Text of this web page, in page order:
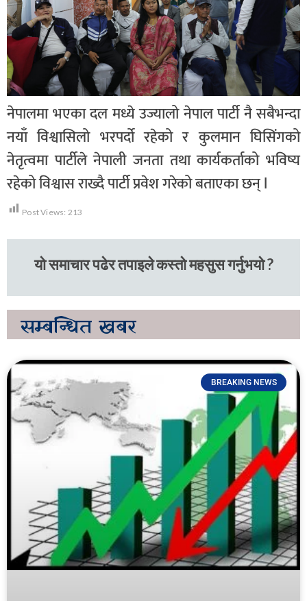
नेपालमा भएका दल मध्ये उज्यालो नेपाल पार्टी नै सबैभन्दा
नयाँ विश्वासिलो भरपर्दो रहेको र कुलमान घिसिंगको
नेतृत्वमा पार्टीले नेपाली जनता तथा कार्यकर्ताको भविष्य
रहेको विश्वास राख्दै पार्टी प्रवेश गरेको बताएका छन् l
Post Views: 213
यो समाचार पढेर तपाइले कस्तो महसुस गर्नुभयो ?
सम्बन्धित खबर
BREAKING NEWS